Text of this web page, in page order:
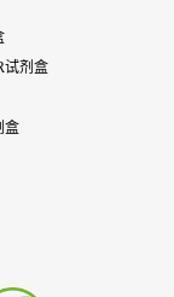
试剂盒
盒